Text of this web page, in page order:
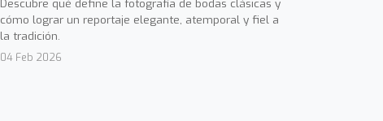
Descubre qué define la fotografía de bodas clásicas y
cómo lograr un reportaje elegante, atemporal y fiel a
la tradición.
04 Feb 2026